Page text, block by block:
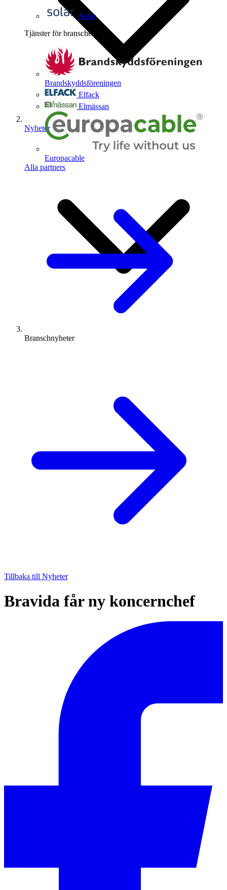
Solar
Tjänster för branschen
Brandskyddsföreningen
Elfack
Elmässan
Europacable
Alla partners
Nyheter
Branschnyheter
Tillbaka till Nyheter
Bravida får ny koncernchef